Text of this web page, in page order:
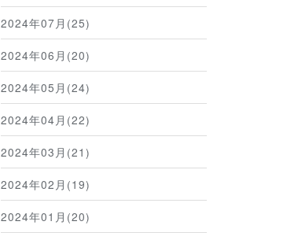
2024年07月(25)
2024年06月(20)
2024年05月(24)
2024年04月(22)
2024年03月(21)
2024年02月(19)
2024年01月(20)